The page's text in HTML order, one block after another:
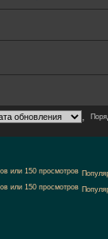
,